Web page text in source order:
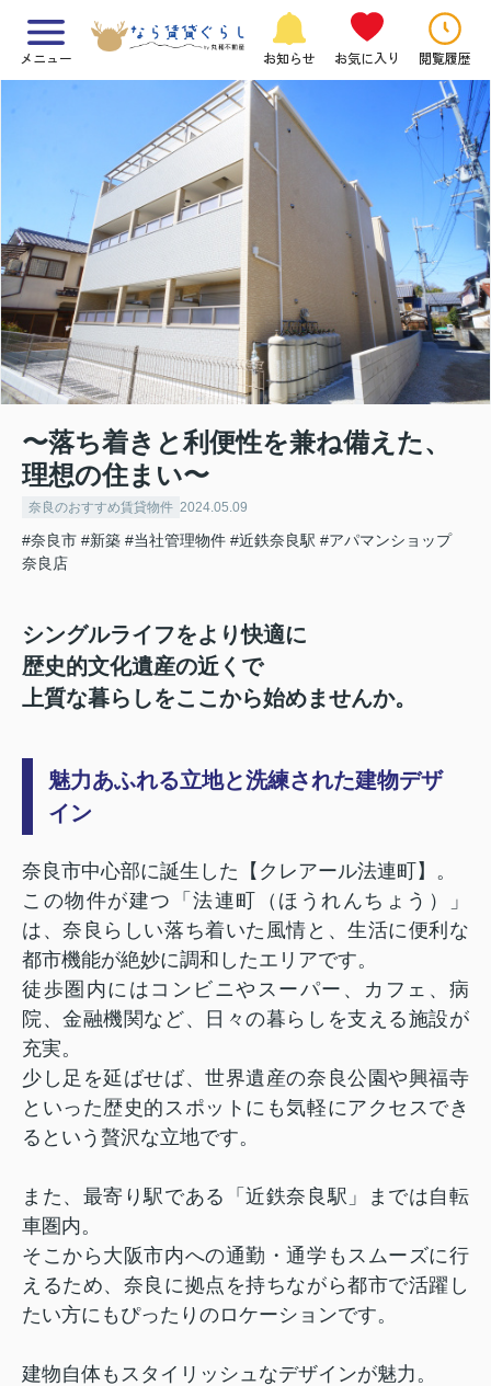
メニュー お知らせ お気に入り 閲覧履歴
〜落ち着きと利便性を兼ね備えた、
理想の住まい〜
奈良のおすすめ賃貸物件 2024.05.09
#奈良市 #新築 #当社管理物件 #近鉄奈良駅 #アパマンショップ
奈良店
シングルライフをより快適に
歴史的文化遺産の近くで
上質な暮らしをここから始めませんか。
魅力あふれる立地と洗練された建物デザ
イン
奈良市中心部に誕生した【クレアール法連町】。
この物件が建つ「法連町（ほうれんちょう）」
は、奈良らしい落ち着いた風情と、生活に便利な
都市機能が絶妙に調和したエリアです。
徒歩圏内にはコンビニやスーパー、カフェ、病
院、金融機関など、日々の暮らしを支える施設が
充実。
少し足を延ばせば、世界遺産の奈良公園や興福寺
といった歴史的スポットにも気軽にアクセスでき
るという贅沢な立地です。
また、最寄り駅である「近鉄奈良駅」までは自転
車圏内。
そこから大阪市内への通勤・通学もスムーズに行
えるため、奈良に拠点を持ちながら都市で活躍し
たい方にもぴったりのロケーションです。
建物自体もスタイリッシュなデザインが魅力。